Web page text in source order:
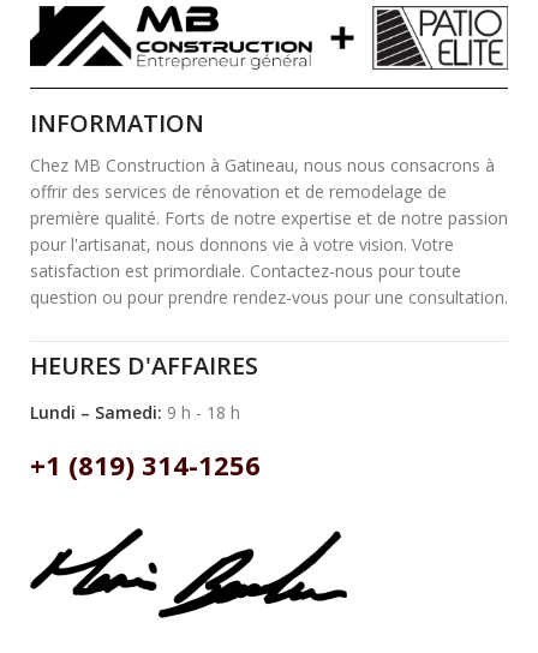
INFORMATION
Chez MB Construction à Gatineau, nous nous consacrons à
offrir des services de rénovation et de remodelage de
première qualité. Forts de notre expertise et de notre passion
pour l'artisanat, nous donnons vie à votre vision. Votre
satisfaction est primordiale. Contactez-nous pour toute
question ou pour prendre rendez-vous pour une consultation.
HEURES D'AFFAIRES
Lundi – Samedi: 9 h - 18 h
+1 (819) 314-1256